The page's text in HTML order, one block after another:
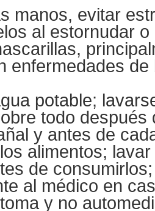
manos, evitar
al estornudar
enfermedades de
potable;
todo después
y antes de
alimentos;
de
al médico en
y no